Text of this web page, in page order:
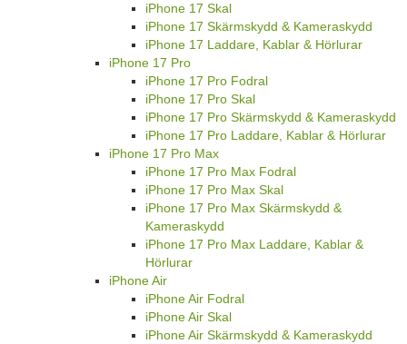
iPhone 17 Skal
iPhone 17 Skärmskydd & Kameraskydd
iPhone 17 Laddare, Kablar & Hörlurar
iPhone 17 Pro
iPhone 17 Pro Fodral
iPhone 17 Pro Skal
iPhone 17 Pro Skärmskydd & Kameraskydd
iPhone 17 Pro Laddare, Kablar & Hörlurar
iPhone 17 Pro Max
iPhone 17 Pro Max Fodral
iPhone 17 Pro Max Skal
iPhone 17 Pro Max Skärmskydd &
Kameraskydd
iPhone 17 Pro Max Laddare, Kablar &
Hörlurar
iPhone Air
iPhone Air Fodral
iPhone Air Skal
iPhone Air Skärmskydd & Kameraskydd